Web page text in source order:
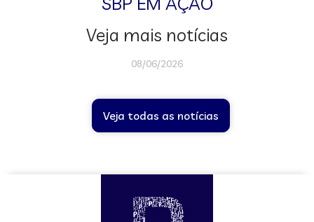
Veja mais notícias
08/06/2026
Veja todas as notícias